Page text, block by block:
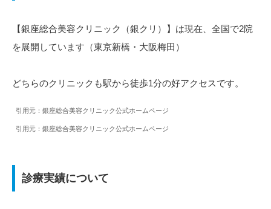
【銀座総合美容クリニック（銀クリ）】は現在、全国で2院
を展開しています（東京新橋・大阪梅田）
どちらのクリニックも駅から徒歩1分の好アクセスです。
引用元：銀座総合美容クリニック公式ホームページ
引用元：銀座総合美容クリニック公式ホームページ
診療実績について